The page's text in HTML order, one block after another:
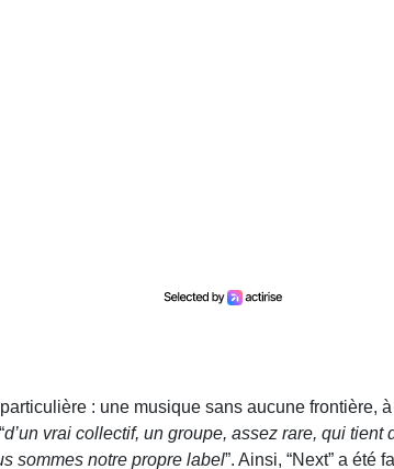
: une musique sans aucune frontière,
d’un vrai collectif, un groupe, assez rare, qui tient
sommes notre propre label”. Ainsi, “Next” a été